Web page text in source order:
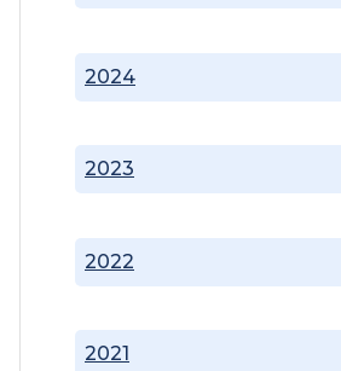
2021
2022
2023
2024